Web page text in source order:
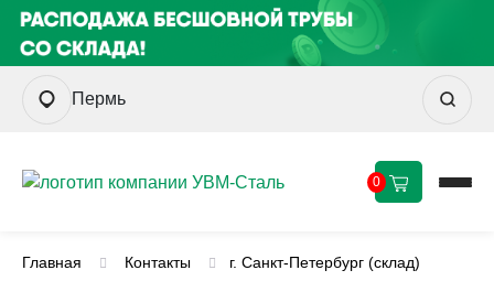
Пермь
0
Главная Контакты г. Санкт-Петербург (склад)